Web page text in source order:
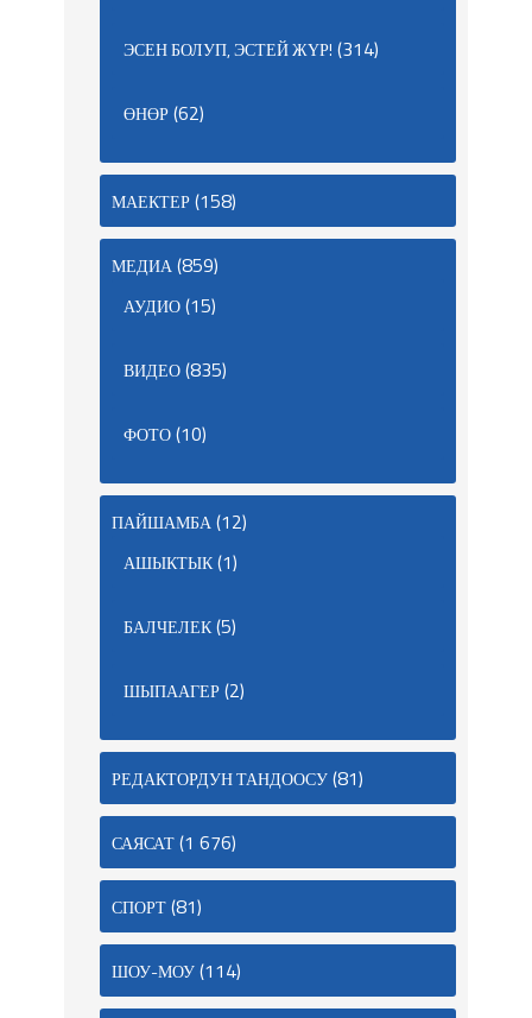
ЭСЕН БОЛУП, ЭСТЕЙ ЖҮР! (314)
ӨНӨР(62)
МАЕКТЕР(158)
МЕДИА(859)
АУДИО(15)
ВИДЕО(835)
ФОТО(10)
ПАЙШАМБА(12)
АШЫКТЫК(1)
БАЛЧЕЛЕК(5)
ШЫПААГЕР(2)
РЕДАКТОРДУН ТАНДООСУ(81)
САЯСАТ(1 676)
СПОРТ(81)
ШОУ-МОУ(114)